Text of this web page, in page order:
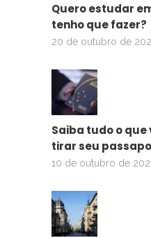
Quero estudar
tenho que fazer?
20 de outubro de
Saiba tudo o
tirar seu
10 de outubro de